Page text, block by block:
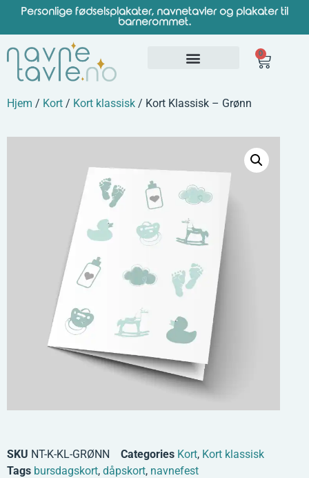
Personlige fødselsplakater, navnetavler og plakater til
barnerommet.
0
Hjem / Kort / Kort klassisk / Kort Klassisk – Grønn
SKU NT-K-KL-GRØNN Categories Kort, Kort klassisk
Tags bursdagskort, dåpskort, navnefest